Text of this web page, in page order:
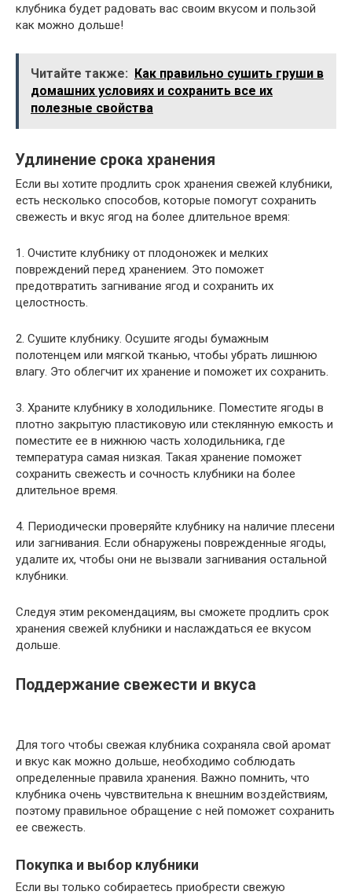
клубника будет радовать вас своим вкусом и пользой
как можно дольше!
Читайте также: Как правильно сушить груши в
домашних условиях и сохранить все их
полезные свойства
Удлинение срока хранения
Если вы хотите продлить срок хранения свежей клубники,
есть несколько способов, которые помогут сохранить
свежесть и вкус ягод на более длительное время:
1. Очистите клубнику от плодоножек и мелких
повреждений перед хранением. Это поможет
предотвратить загнивание ягод и сохранить их
целостность.
2. Сушите клубнику. Осушите ягоды бумажным
полотенцем или мягкой тканью, чтобы убрать лишнюю
влагу. Это облегчит их хранение и поможет их сохранить.
3. Храните клубнику в холодильнике. Поместите ягоды в
плотно закрытую пластиковую или стеклянную емкость и
поместите ее в нижнюю часть холодильника, где
температура самая низкая. Такая хранение поможет
сохранить свежесть и сочность клубники на более
длительное время.
4. Периодически проверяйте клубнику на наличие плесени
или загнивания. Если обнаружены поврежденные ягоды,
удалите их, чтобы они не вызвали загнивания остальной
клубники.
Следуя этим рекомендациям, вы сможете продлить срок
хранения свежей клубники и наслаждаться ее вкусом
дольше.
Поддержание свежести и вкуса
Для того чтобы свежая клубника сохраняла свой аромат
и вкус как можно дольше, необходимо соблюдать
определенные правила хранения. Важно помнить, что
клубника очень чувствительна к внешним воздействиям,
поэтому правильное обращение с ней поможет сохранить
ее свежесть.
Покупка и выбор клубники
Если вы только собираетесь приобрести свежую